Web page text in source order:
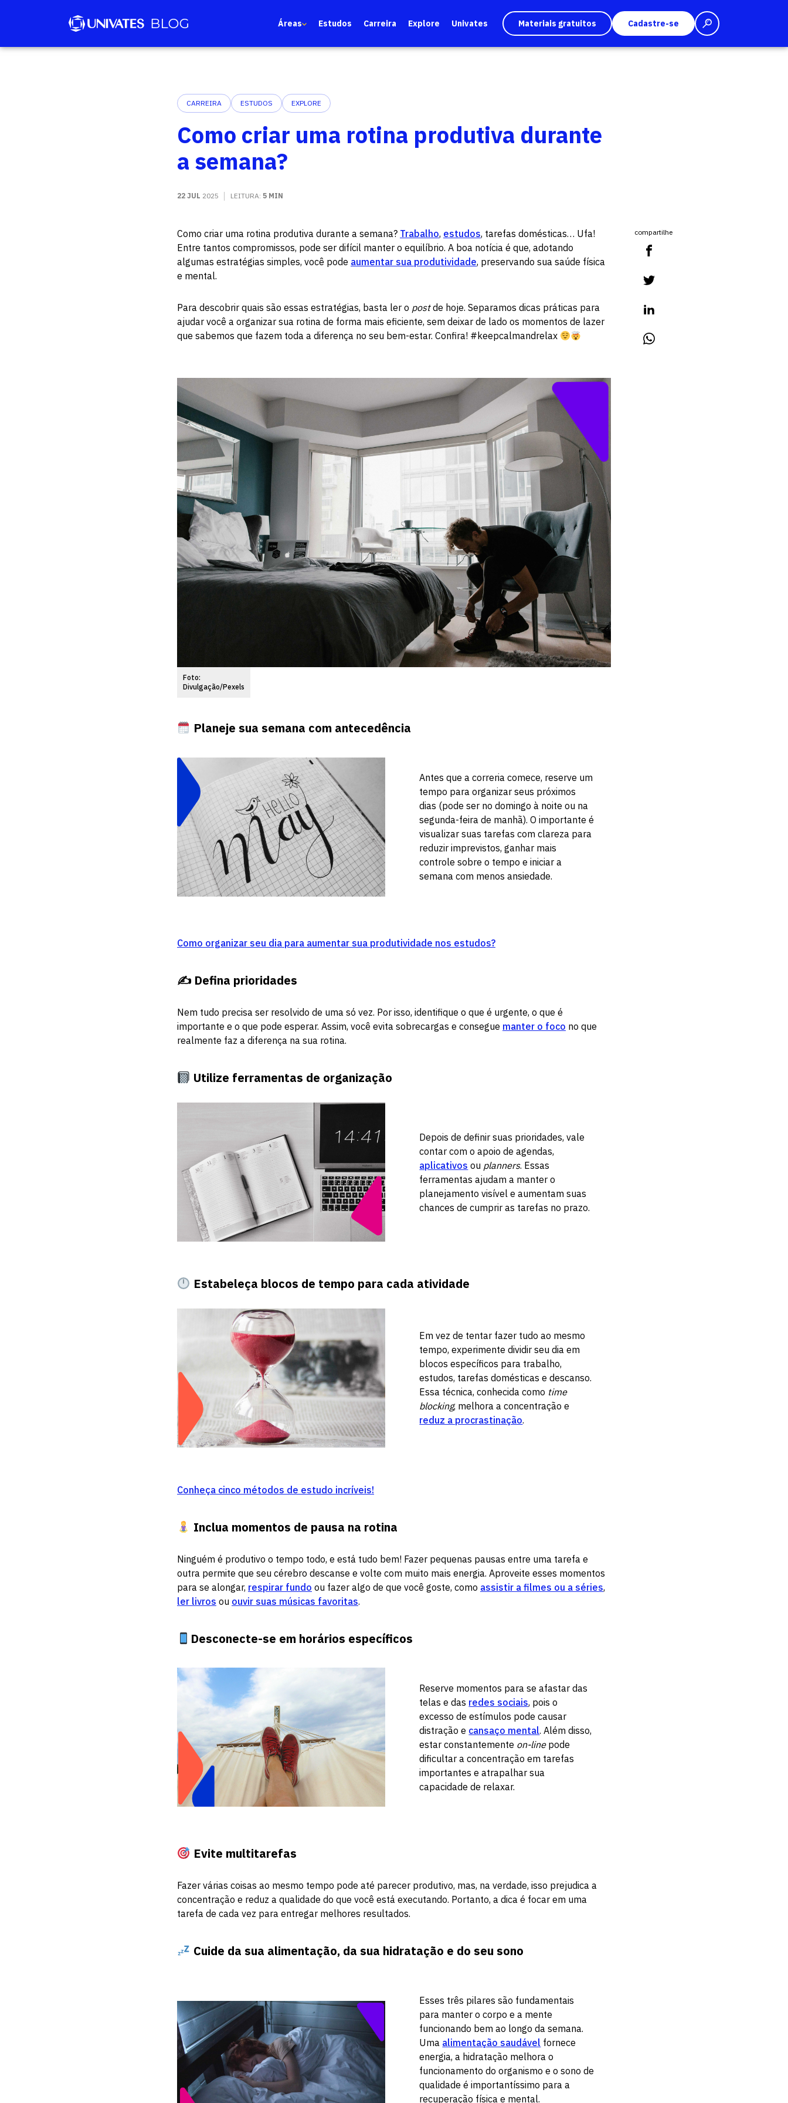
Áreas Estudos Carreira Explore Univates Materiais gratuitos Cadastre-se
CARREIRA ESTUDOS EXPLORE
Como criar uma rotina produtiva durante
a semana?
22 JUL 2025 LEITURA: 5 MIN
Como criar uma rotina produtiva durante a semana? Trabalho, estudos, tarefas domésticas… Ufa!
Entre tantos compromissos, pode ser difícil manter o equilíbrio. A boa notícia é que, adotando
algumas estratégias simples, você pode aumentar sua produtividade, preservando sua saúde física
e mental.
Para descobrir quais são essas estratégias, basta ler o postde hoje. Separamos dicas práticas para
ajudar você a organizar sua rotina de forma mais eficiente, sem deixar de lado os momentos de lazer
que sabemos que fazem toda a diferença no seu bem-estar. Confira! #keepcalmandrelax
Foto:
Divulgação/Pexels
Planeje sua semana com antecedência
Antes que a correria comece, reserve um
tempo para organizar seus próximos
dias (pode ser no domingo à noite ou na
segunda-feira de manhã). O importante é
visualizar suas tarefas com clareza para
reduzir imprevistos, ganhar mais
controle sobre o tempo e iniciar a
semana com menos ansiedade.
Como organizar seu dia para aumentar sua produtividade nos estudos?
✍️ Defina prioridades
Nem tudo precisa ser resolvido de uma só vez. Por isso, identifique o que é urgente, o que é
importante e o que pode esperar. Assim, você evita sobrecargas e consegue manter o foco no que
realmente faz a diferença na sua rotina.
Utilize ferramentas de organização
Depois de definir suas prioridades, vale
contar com o apoio de agendas,
aplicativos ou planners. Essas
ferramentas ajudam a manter o
planejamento visível e aumentam suas
chances de cumprir as tarefas no prazo.
Estabeleça blocos de tempo para cada atividade
Em vez de tentar fazer tudo ao mesmo
tempo, experimente dividir seu dia em
blocos específicos para trabalho,
estudos, tarefas domésticas e descanso.
Essa técnica, conhecida como time
blocking, melhora a concentração e
reduz a procrastinação.
Conheça cinco métodos de estudo incríveis!
Inclua momentos de pausa na rotina
Ninguém é produtivo o tempo todo, e está tudo bem! Fazer pequenas pausas entre uma tarefa e
outra permite que seu cérebro descanse e volte com muito mais energia. Aproveite esses momentos
para se alongar, respirar fundo ou fazer algo de que você goste, como assistir a filmes ou a séries,
ler livros ou ouvir suas músicas favoritas.
Desconecte-se em horários específicos
Reserve momentos para se afastar das
telas e das redes sociais, pois o
excesso de estímulos pode causar
distração e cansaço mental. Além disso,
estar constantemente on-linepode
dificultar a concentração em tarefas
importantes e atrapalhar sua
capacidade de relaxar.
Evite multitarefas
Fazer várias coisas ao mesmo tempo pode até parecer produtivo, mas, na verdade, isso prejudica a
concentração e reduz a qualidade do que você está executando. Portanto, a dica é focar em uma
tarefa de cada vez para entregar melhores resultados.
Cuide da sua alimentação, da sua hidratação e do seu sono
Esses três pilares são fundamentais
para manter o corpo e a mente
funcionando bem ao longo da semana.
Uma alimentação saudável fornece
energia, a hidratação melhora o
funcionamento do organismo e o sono de
qualidade é importantíssimo para a
recuperação física e mental.
compartilhe